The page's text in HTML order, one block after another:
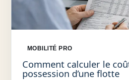
MOBILITÉ PRO
Comment calculer le
possession d’une flotte